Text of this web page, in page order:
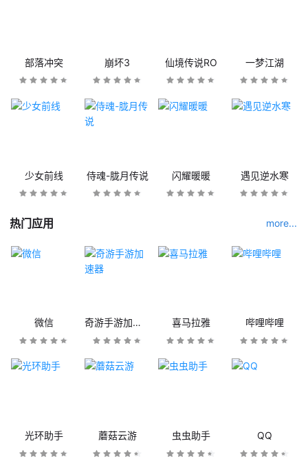
部落冲突 崩坏3 仙境传说RO 一梦江湖
少女前线 侍魂-胧月传说 闪耀暖暖 遇见逆水寒
热门应用 more...
微信 奇游手游加速器 喜马拉雅 哔哩哔哩
光环助手 蘑菇云游 虫虫助手 QQ